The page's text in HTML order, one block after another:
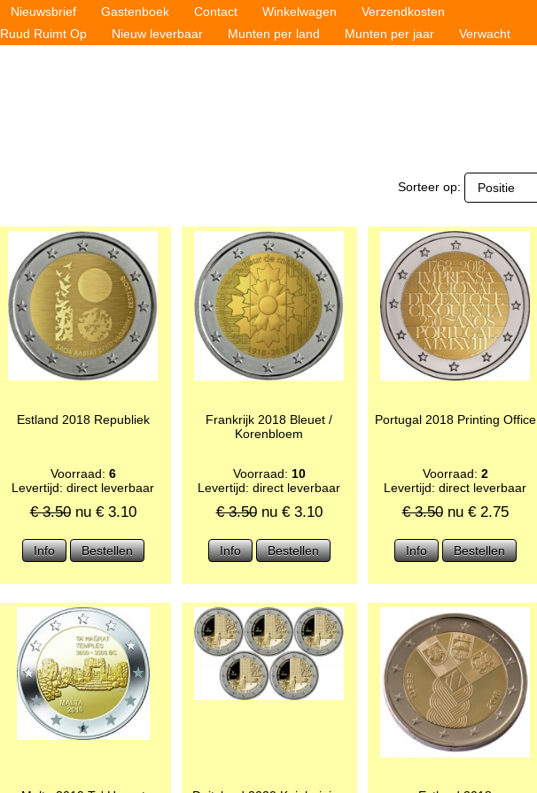
Nieuwsbrief Gastenboek Contact Winkelwagen
Verzendkosten
Ruud Ruimt Op Nieuw leverbaar Munten per land Munten per jaar Verwacht
Sorteer op:
Estland 2018 Republiek
Voorraad: 6
Levertijd: direct leverbaar
€ 3.50nu € 3.10
Frankrijk 2018 Bleuet /
Korenbloem
Voorraad: 10
Levertijd: direct leverbaar
€ 3.50nu € 3.10
Portugal 2018 Printing Office
Voorraad: 2
Levertijd: direct leverbaar
€ 3.50nu € 2.75